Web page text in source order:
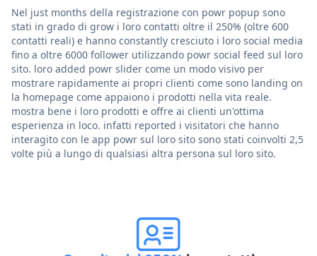
Nel just months della registrazione con powr popup sono
stati in grado di grow i loro contatti oltre il 250% (oltre 600
contatti reali) e hanno constantly cresciuto i loro social media
fino a oltre 6000 follower utilizzando powr social feed sul loro
sito. loro added powr slider come un modo visivo per
mostrare rapidamente ai propri clienti come sono landing on
la homepage come appaiono i prodotti nella vita reale.
mostra bene i loro prodotti e offre ai clienti un'ottima
esperienza in loco. infatti reported i visitatori che hanno
interagito con le app powr sul loro sito sono stati coinvolti 2,5
volte più a lungo di qualsiasi altra persona sul loro sito.